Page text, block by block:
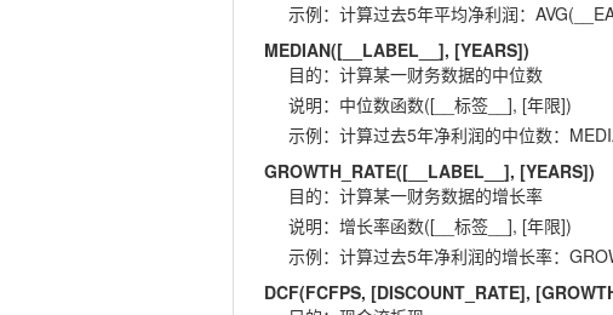
示例： 计算过去5年平均净利润：
MEDIAN([__LABEL__], [YEARS])
目的： 计算某一财务数据的中位数
说明： 中位数函数([__标签__], [年限])
示例： 计算过去5年净利润的中位数：
GROWTH_RATE([__LABEL__], [YEARS])
目的： 计算某一财务数据的增长率
说明： 增长率函数([__标签__], [年限])
示例： 计算过去5年净利润的增长率：
DCF(FCFPS, [DISCOUNT_RATE],